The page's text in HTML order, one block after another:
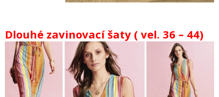
Dlouhé zavinovací šaty ( vel. 36 – 44)